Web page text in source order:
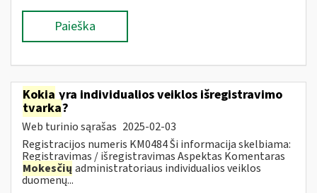
Paieška
Kokia yra individualios veiklos išregistravimo
tvarka?
Web turinio sąrašas 2025-02-03
Registracijos numeris KM0484 Ši informacija skelbiama:
Registravimas / išregistravimas Aspektas Komentaras
Mokesčių administratoriaus individualios veiklos
duomenų...